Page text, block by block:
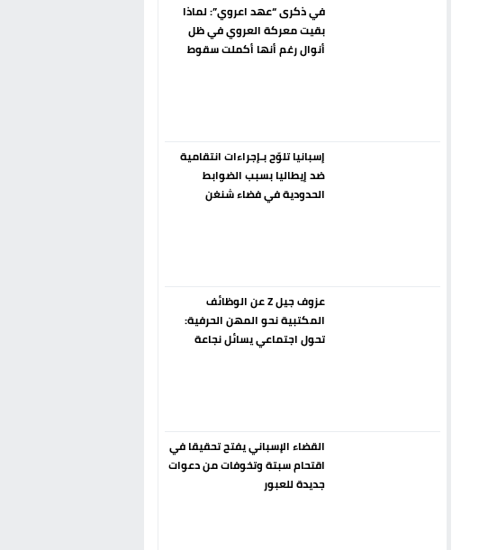
في ذكرى “عهد اعروي”: لماذا
بقيت معركة العروي في ظل
أنوال رغم أنها أكملت سقوط
إسبانيا تلوّح بـإجراءات انتقامية
ضد إيطاليا بسبب الضوابط
الحدودية في فضاء شنغن
عزوف جيل Z عن الوظائف
المكتبية نحو المهن الحرفية:
تحول اجتماعي يسائل نجاعة
القضاء الإسباني يفتح تحقيقا في
اقتحام سبتة وتخوفات من دعوات
جديدة للعبور